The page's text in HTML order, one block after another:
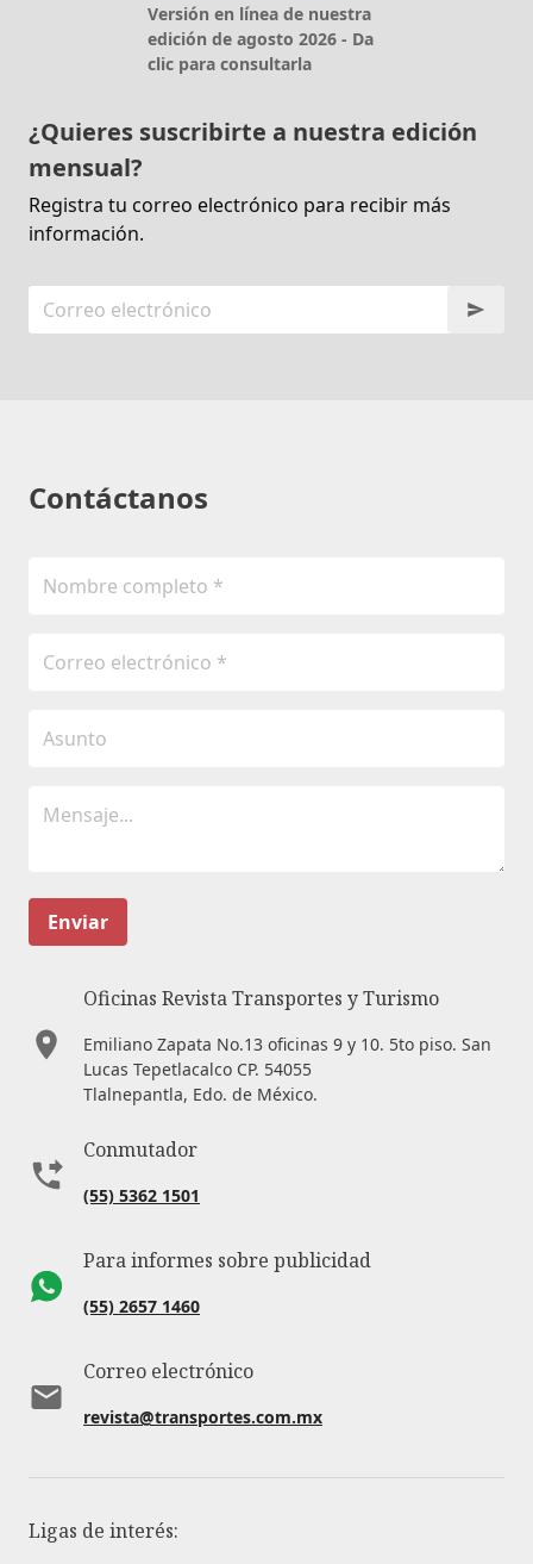
Versión en línea de nuestra
edición de agosto 2026 - Da
clic para consultarla
¿Quieres suscribirte a nuestra edición
mensual?
Registra tu correo electrónico para recibir más
información.
Contáctanos
Enviar
Oficinas Revista Transportes y Turismo
Emiliano Zapata No.13 oficinas 9 y 10. 5to piso. San
Lucas Tepetlacalco CP. 54055
Tlalnepantla, Edo. de México.
Conmutador
(55) 5362 1501
Para informes sobre publicidad
(55) 2657 1460
Correo electrónico
revista@transportes.com.mx
Ligas de interés: